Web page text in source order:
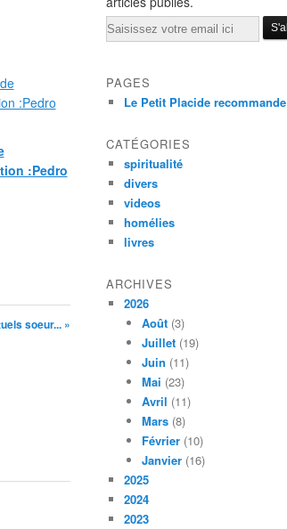
:Pedro
soeur... »
Email
PAGES
Le Petit Placide recommande
CATÉGORIES
spiritualité
divers
videos
homélies
livres
ARCHIVES
2026
Août (3)
Juillet (19)
Juin (11)
Mai (23)
Avril (11)
Mars (8)
Février (10)
Janvier (16)
2025
2024
2023